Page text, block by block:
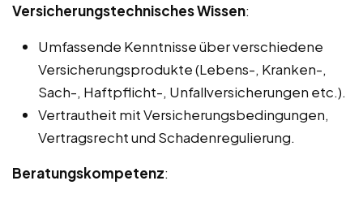
Versicherungstechnisches Wissen:
Umfassende Kenntnisse über verschiedene
Versicherungsprodukte (Lebens-, Kranken-,
Sach-, Haftpflicht-, Unfallversicherungen etc.).
Vertrautheit mit Versicherungsbedingungen,
Vertragsrecht und Schadenregulierung.
Beratungskompetenz: